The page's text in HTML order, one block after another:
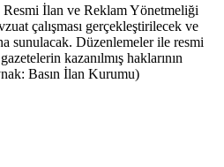
Resmi İlan ve Reklam Yönetmeliği
çalışması gerçekleştirilecek ve
sunulacak. Düzenlemeler ile resmi
kazanılmış haklarının
Basın İlan Kurumu)